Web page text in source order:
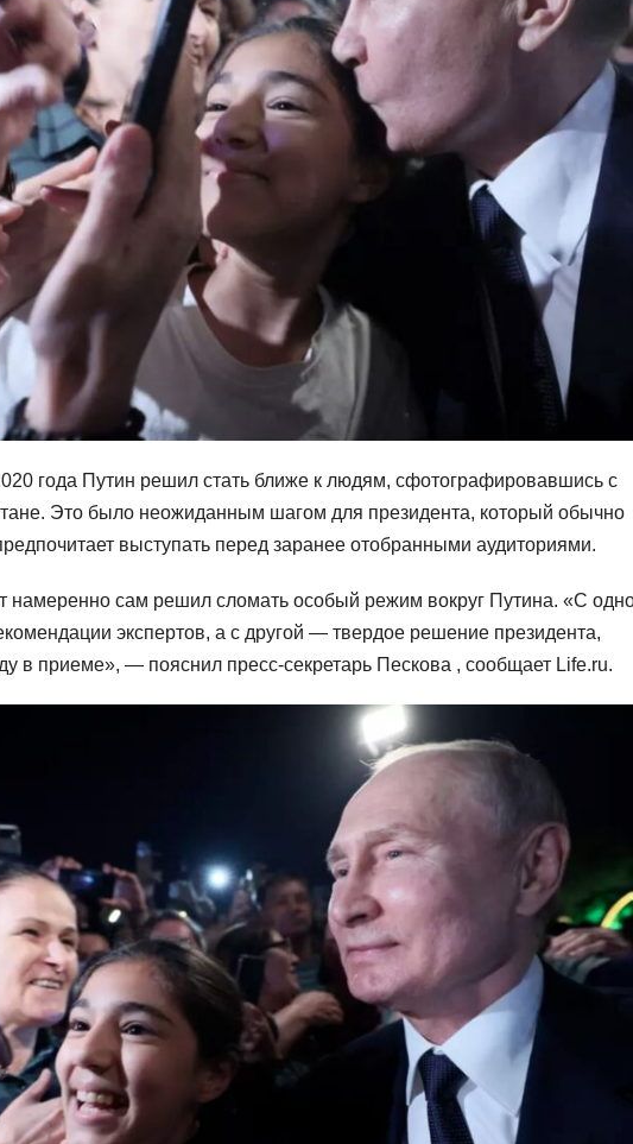
года Путин решил стать ближе к людям, сфотографировавшись с
Это было неожиданным шагом для президента, который обычно
выступать перед заранее отобранными аудиториями.
намеренно сам решил сломать особый режим вокруг Путина. «С
экспертов, а с другой — твердое решение президента,
в приеме», — пояснил пресс-секретарь Пескова , сообщает Life.ru.